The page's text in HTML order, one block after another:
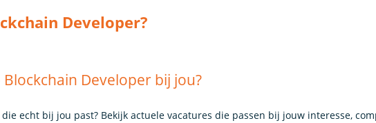
Developer?
Developer bij jou?
echt bij jou past? Bekijk actuele vacatures die passen bij jouw interesse,